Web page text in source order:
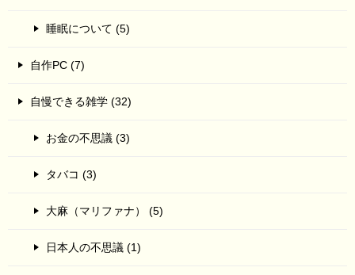
睡眠について (5)
自作PC (7)
自慢できる雑学 (32)
お金の不思議 (3)
タバコ (3)
大麻（マリファナ） (5)
日本人の不思議 (1)